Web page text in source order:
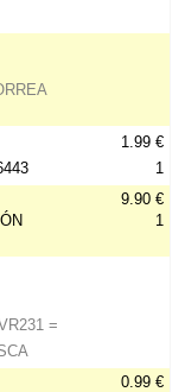
1.99 €
1
9.90 €
1
=
0.99 €